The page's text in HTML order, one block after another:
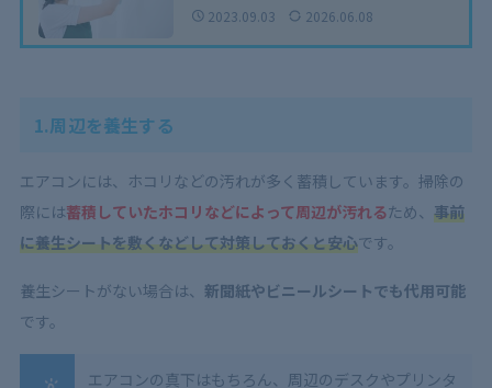
2023.09.03 2026.06.08
1.周辺を養生する
エアコンには、ホコリなどの汚れが多く蓄積しています。掃除の
際には蓄積していたホコリなどによって周辺が汚れるため、 事前
に養生シートを敷くなどして対策しておくと安心です。
養生シートがない場合は、 新聞紙やビニールシートでも代用可能
です。
エアコンの真下はもちろん、周辺のデスクやプリンタ